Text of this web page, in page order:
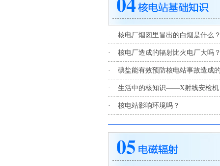
· 核电厂烟囱里冒出的白烟是什么
· 核电厂造成的辐射比火电厂大吗
· 碘盐能有效预防核电站事故造成
· 生活中的核知识——X射线安检
· 核电站影响环境吗？